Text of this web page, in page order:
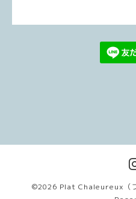
©2026 Plat Chaleureux（